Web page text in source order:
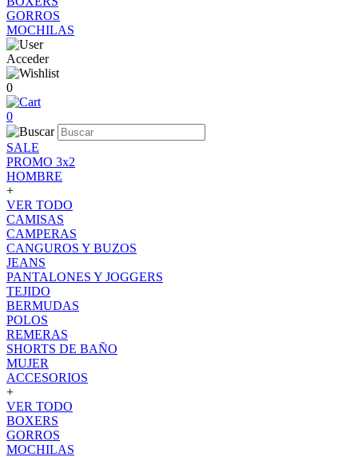
GORROS
MOCHILAS
Acceder
0
0
SALE
PROMO 3x2
HOMBRE
+
VER TODO
CAMISAS
CAMPERAS
CANGUROS Y BUZOS
JEANS
PANTALONES Y JOGGERS
TEJIDO
BERMUDAS
POLOS
REMERAS
SHORTS DE BAÑO
MUJER
ACCESORIOS
+
VER TODO
BOXERS
GORROS
MOCHILAS